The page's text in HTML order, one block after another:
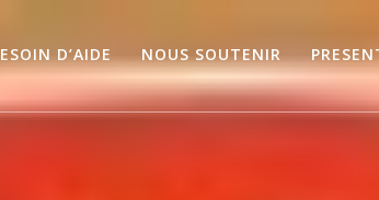
D’AIDE NOUS SOUTENIR